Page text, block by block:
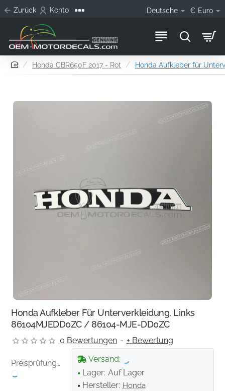
Zurück Konto Deutsche € Euro
homeHonda CBR650F 2017 - Rot Honda Aufkleber für
Honda Aufkleber Für Unterverkleidung, Links
86104MJEDD0ZC / 86104-MJE-DD0ZC
0 Bewertungen - + Bewertung
Preisprüfung...
Versand:
Lager: Auf Lager
Hersteller: Honda